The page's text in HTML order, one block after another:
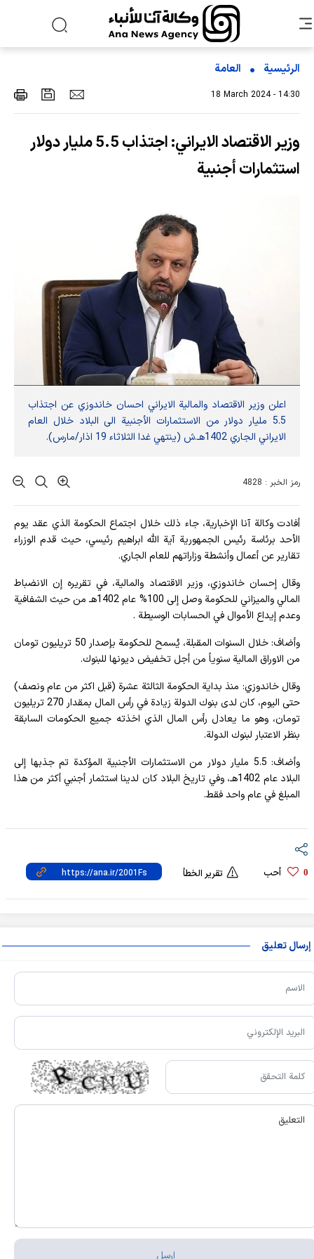
الرئيسية العامة
18 March 2024 - 14:30
وزير الاقتصاد الايراني: اجتذاب 5.5 مليار دولار
استثمارات أجنبية
اعلن وزير الاقتصاد والمالية الايراني احسان خاندوزي عن اجتذاب
5.5 مليار دولار من الاستثمارات الأجنبية الى البلاد خلال العام
الايراني الجاري 1402هـ.ش (ينتهي غدا الثلاثاء 19 اذار/مارس).
رمز الخبر : 4828
أفادت وکالة آنا الإخباریة، جاء ذلك خلال اجتماع الحكومة الذي عقد يوم
الأحد برئاسة رئيس الجمهورية آية الله ابراهيم رئيسي، حيث قدم الوزراء
تقارير عن أعمال وأنشطة وزاراتهم للعام الجاري.
وقال إحسان خاندوزي، وزير الاقتصاد والمالية، في تقريره إن الانضباط
المالي والميزاني للحكومة وصل إلى 100% عام 1402هـ من حيث الشفافية
وعدم إيداع الأموال في الحسابات الوسيطة .
وأضاف: خلال السنوات المقبلة، يُسمح للحكومة بإصدار 50 تريليون تومان
من الاوراق المالية سنوياً من أجل تخفيض ديونها للبنوك.
وقال خاندوزي: منذ بداية الحكومة الثالثة عشرة (قبل اكثر من عام ونصف)
حتى اليوم، كان لدى بنوك الدولة زيادة في رأس المال بمقدار 270 تريليون
تومان، وهو ما يعادل رأس المال الذي اخذته جميع الحكومات السابقة
بنظر الاعتبار لبنوك الدولة.
وأضاف: 5.5 مليار دولار من الاستثمارات الأجنبية المؤكدة تم جذبها إلى
البلاد عام 1402هـ، وفي تاريخ البلاد كان لدينا استثمار أجنبي أكثر من هذا
المبلغ في عام واحد فقط.
0 أحب تقرير الخطأ
إرسال تعليق